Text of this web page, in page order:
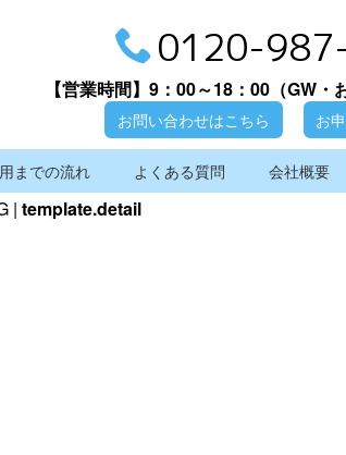
0120-
営業時間】 9：00～18：00 （GW・
お問い合わせはこちら お
までの流れ よくある質問 会社概要
| template.detail